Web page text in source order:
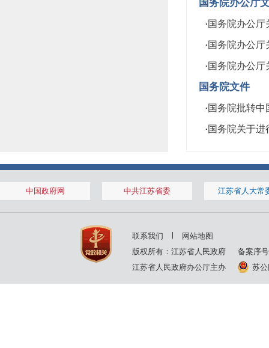
国务院办公厅
·国务院办公厅
·国务院办公
·国务院办公厅
国务院文件
·国务院批转中
·国务院关于进
中国政府网 中共江苏省委 江苏省人大常
联系我们
网站地图
版权所有：江苏省人民政府
备案序
江苏省人民政府办公厅主办
苏